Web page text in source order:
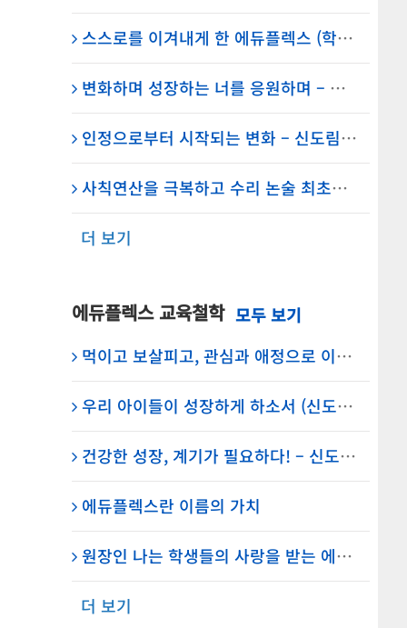
스스로를 이겨내게 한 에듀플렉스 (학생 사례)
변화하며 성장하는 너를 응원하며 – 에듀플렉스 신도림 학원
인정으로부터 시작되는 변화 – 신도림 에듀플렉스
사칙연산을 극복하고 수리 논술 최초합까지 – 신도림고 3학년 이승준 학생 – 에듀플렉스 신도림
더 보기
에듀플렉스 교육철학
먹이고 보살피고, 관심과 애정으로 이끌자 – 에듀플렉스 신도림 학원 임세진 총괄원장
우리 아이들이 성장하게 하소서 (신도림 에듀플렉스) – 원장의 기도
건강한 성장, 계기가 필요하다! – 신도림 에듀플렉스 원장의 일기
에듀플렉스란 이름의 가치
원장인 나는 학생들의 사랑을 받는 에듀의 학주! – 에듀플렉스 신도림 학원
더 보기